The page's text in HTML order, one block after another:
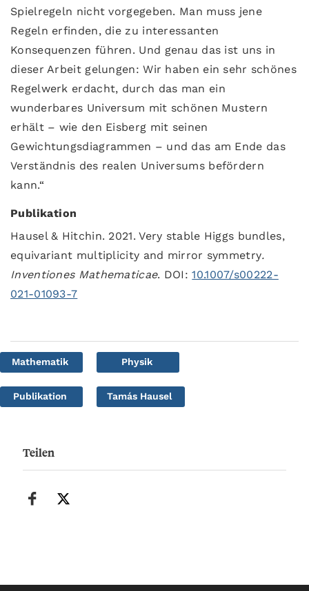
Spielregeln nicht vorgegeben. Man muss jene
Regeln erfinden, die zu interessanten
Konsequenzen führen. Und genau das ist uns in
dieser Arbeit gelungen: Wir haben ein sehr schönes
Regelwerk erdacht, durch das man ein
wunderbares Universum mit schönen Mustern
erhält – wie den Eisberg mit seinen
Gewichtungsdiagrammen – und das am Ende das
Verständnis des realen Universums befördern
kann.“
Publikation
Hausel & Hitchin. 2021. Very stable Higgs bundles,
equivariant multiplicity and mirror symmetry.
Inventiones Mathematicae. DOI:10.1007/s00222-
021-01093-7
Mathematik Physik
Publikation Tamás Hausel
Teilen